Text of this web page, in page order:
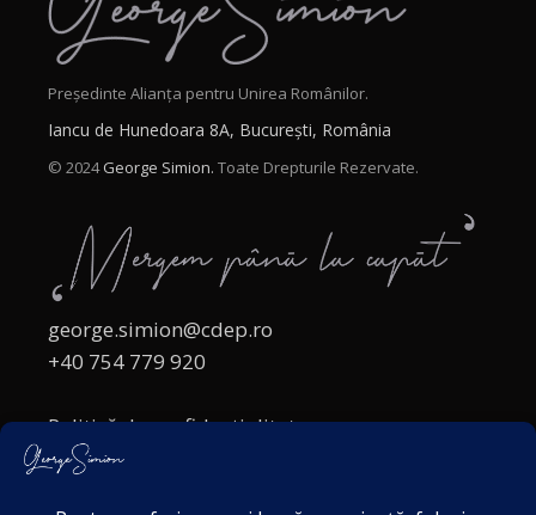
Președinte Alianța pentru Unirea Românilor.
Iancu de Hunedoara 8A, București, România
© 2024George Simion. Toate Drepturile Rezervate.
george.simion@cdep.ro
+40 754 779 920
Politică de confidențialitate
Politica cookies